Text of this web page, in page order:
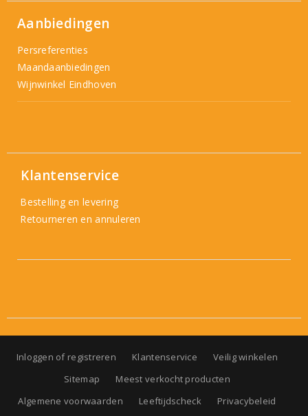
Aanbiedingen
Persreferenties
Maandaanbiedingen
Wijnwinkel Eindhoven
Klantenservice
Bestelling en levering
Retourneren en annuleren
Inloggen of registreren Klantenservice
Veilig winkelen
Sitemap
Meest verkocht producten
Algemene voorwaarden
Leeftijdscheck
Privacybeleid